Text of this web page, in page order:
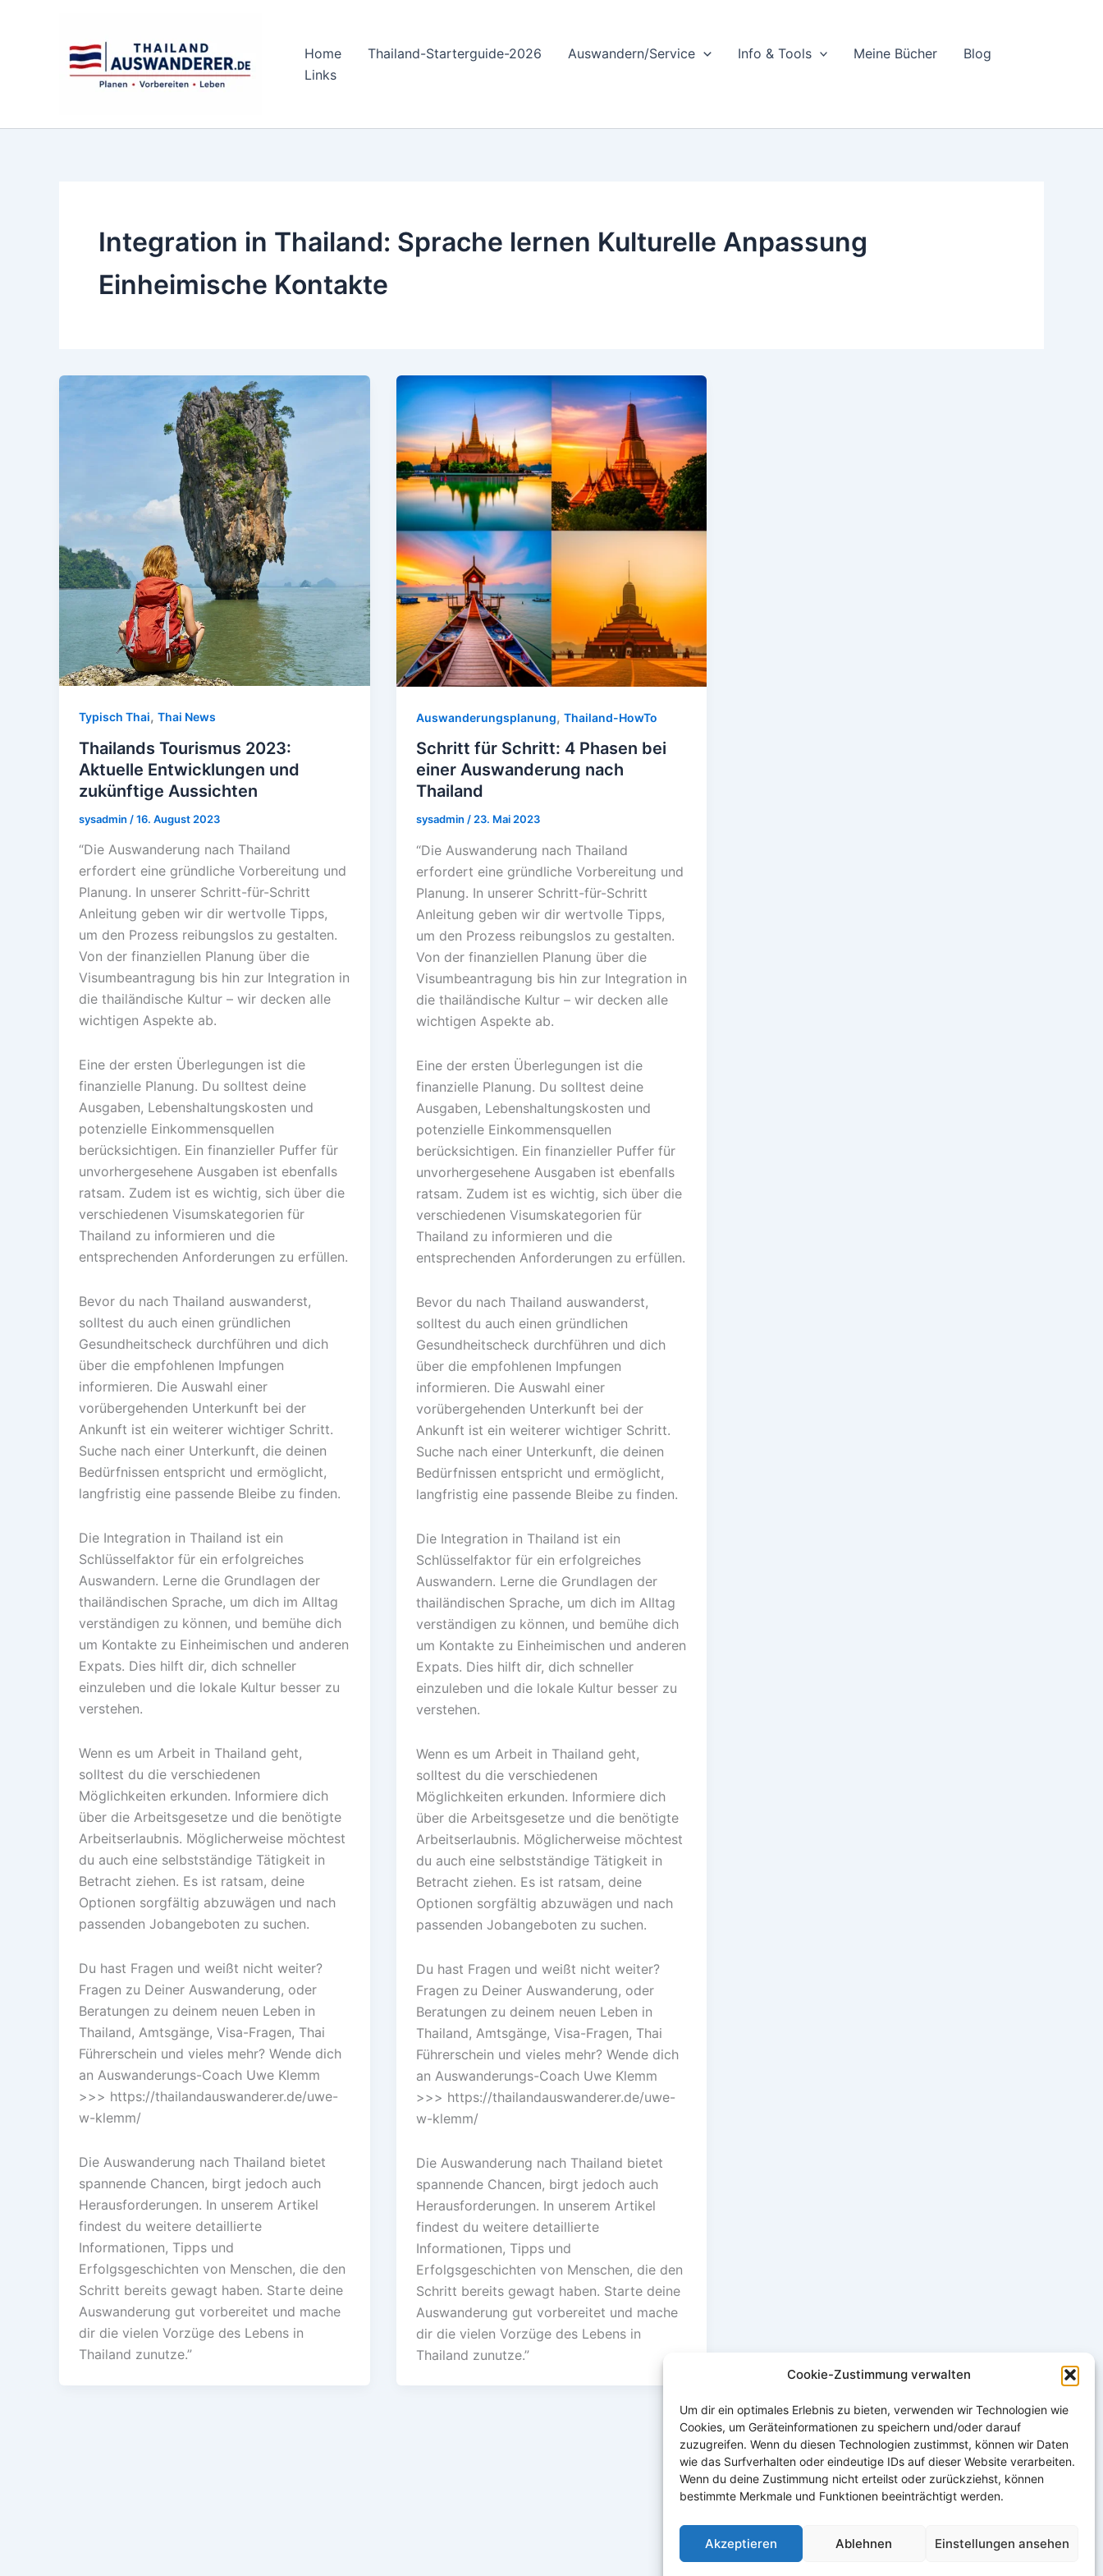
Cookie-Zustimmung verwalten
Um dir ein optimales Erlebnis zu bieten, verwenden wir Technologien wie
Cookies, um Geräteinformationen zu speichern und/oder darauf
zuzugreifen. Wenn du diesen Technologien zustimmst, können wir Daten
wie das Surfverhalten oder eindeutige IDs auf dieser Website verarbeiten.
Wenn du deine Zustimmung nicht erteilst oder zurückziehst, können
bestimmte Merkmale und Funktionen beeinträchtigt werden.
Akzeptieren Ablehnen Einstellungen ansehen
Home Thailand-Starterguide-2026 Auswandern/Service Info & Tools Meine Bücher
Blog
Links
Integration in Thailand: Sprache lernen Kulturelle Anpassung
Einheimische Kontakte
Typisch Thai, Thai News
Thailands Tourismus 2023:
Aktuelle Entwicklungen und
zukünftige Aussichten
sysadmin /16. August 2023
“Die Auswanderung nach Thailand
erfordert eine gründliche Vorbereitung und
Planung. In unserer Schritt-für-Schritt
Anleitung geben wir dir wertvolle Tipps,
um den Prozess reibungslos zu gestalten.
Von der finanziellen Planung über die
Visumbeantragung bis hin zur Integration in
die thailändische Kultur – wir decken alle
wichtigen Aspekte ab.
Eine der ersten Überlegungen ist die
finanzielle Planung. Du solltest deine
Ausgaben, Lebenshaltungskosten und
potenzielle Einkommensquellen
berücksichtigen. Ein finanzieller Puffer für
unvorhergesehene Ausgaben ist ebenfalls
ratsam. Zudem ist es wichtig, sich über die
verschiedenen Visumskategorien für
Thailand zu informieren und die
entsprechenden Anforderungen zu erfüllen.
Bevor du nach Thailand auswanderst,
solltest du auch einen gründlichen
Gesundheitscheck durchführen und dich
über die empfohlenen Impfungen
informieren. Die Auswahl einer
vorübergehenden Unterkunft bei der
Ankunft ist ein weiterer wichtiger Schritt.
Suche nach einer Unterkunft, die deinen
Bedürfnissen entspricht und ermöglicht,
langfristig eine passende Bleibe zu finden.
Die Integration in Thailand ist ein
Schlüsselfaktor für ein erfolgreiches
Auswandern. Lerne die Grundlagen der
thailändischen Sprache, um dich im Alltag
verständigen zu können, und bemühe dich
um Kontakte zu Einheimischen und anderen
Expats. Dies hilft dir, dich schneller
einzuleben und die lokale Kultur besser zu
verstehen.
Wenn es um Arbeit in Thailand geht,
solltest du die verschiedenen
Möglichkeiten erkunden. Informiere dich
über die Arbeitsgesetze und die benötigte
Arbeitserlaubnis. Möglicherweise möchtest
du auch eine selbstständige Tätigkeit in
Betracht ziehen. Es ist ratsam, deine
Optionen sorgfältig abzuwägen und nach
passenden Jobangeboten zu suchen.
Du hast Fragen und weißt nicht weiter?
Fragen zu Deiner Auswanderung, oder
Beratungen zu deinem neuen Leben in
Thailand, Amtsgänge, Visa-Fragen, Thai
Führerschein und vieles mehr? Wende dich
an Auswanderungs-Coach Uwe Klemm
>>> https://thailandauswanderer.de/uwe-
w-klemm/
Die Auswanderung nach Thailand bietet
spannende Chancen, birgt jedoch auch
Herausforderungen. In unserem Artikel
findest du weitere detaillierte
Informationen, Tipps und
Erfolgsgeschichten von Menschen, die den
Schritt bereits gewagt haben. Starte deine
Auswanderung gut vorbereitet und mache
dir die vielen Vorzüge des Lebens in
Thailand zunutze.”
Auswanderungsplanung, Thailand-HowTo
Schritt für Schritt: 4 Phasen bei
einer Auswanderung nach
Thailand
sysadmin /23. Mai 2023
“Die Auswanderung nach Thailand
erfordert eine gründliche Vorbereitung und
Planung. In unserer Schritt-für-Schritt
Anleitung geben wir dir wertvolle Tipps,
um den Prozess reibungslos zu gestalten.
Von der finanziellen Planung über die
Visumbeantragung bis hin zur Integration in
die thailändische Kultur – wir decken alle
wichtigen Aspekte ab.
Eine der ersten Überlegungen ist die
finanzielle Planung. Du solltest deine
Ausgaben, Lebenshaltungskosten und
potenzielle Einkommensquellen
berücksichtigen. Ein finanzieller Puffer für
unvorhergesehene Ausgaben ist ebenfalls
ratsam. Zudem ist es wichtig, sich über die
verschiedenen Visumskategorien für
Thailand zu informieren und die
entsprechenden Anforderungen zu erfüllen.
Bevor du nach Thailand auswanderst,
solltest du auch einen gründlichen
Gesundheitscheck durchführen und dich
über die empfohlenen Impfungen
informieren. Die Auswahl einer
vorübergehenden Unterkunft bei der
Ankunft ist ein weiterer wichtiger Schritt.
Suche nach einer Unterkunft, die deinen
Bedürfnissen entspricht und ermöglicht,
langfristig eine passende Bleibe zu finden.
Die Integration in Thailand ist ein
Schlüsselfaktor für ein erfolgreiches
Auswandern. Lerne die Grundlagen der
thailändischen Sprache, um dich im Alltag
verständigen zu können, und bemühe dich
um Kontakte zu Einheimischen und anderen
Expats. Dies hilft dir, dich schneller
einzuleben und die lokale Kultur besser zu
verstehen.
Wenn es um Arbeit in Thailand geht,
solltest du die verschiedenen
Möglichkeiten erkunden. Informiere dich
über die Arbeitsgesetze und die benötigte
Arbeitserlaubnis. Möglicherweise möchtest
du auch eine selbstständige Tätigkeit in
Betracht ziehen. Es ist ratsam, deine
Optionen sorgfältig abzuwägen und nach
passenden Jobangeboten zu suchen.
Du hast Fragen und weißt nicht weiter?
Fragen zu Deiner Auswanderung, oder
Beratungen zu deinem neuen Leben in
Thailand, Amtsgänge, Visa-Fragen, Thai
Führerschein und vieles mehr? Wende dich
an Auswanderungs-Coach Uwe Klemm
>>> https://thailandauswanderer.de/uwe-
w-klemm/
Die Auswanderung nach Thailand bietet
spannende Chancen, birgt jedoch auch
Herausforderungen. In unserem Artikel
findest du weitere detaillierte
Informationen, Tipps und
Erfolgsgeschichten von Menschen, die den
Schritt bereits gewagt haben. Starte deine
Auswanderung gut vorbereitet und mache
dir die vielen Vorzüge des Lebens in
Thailand zunutze.”